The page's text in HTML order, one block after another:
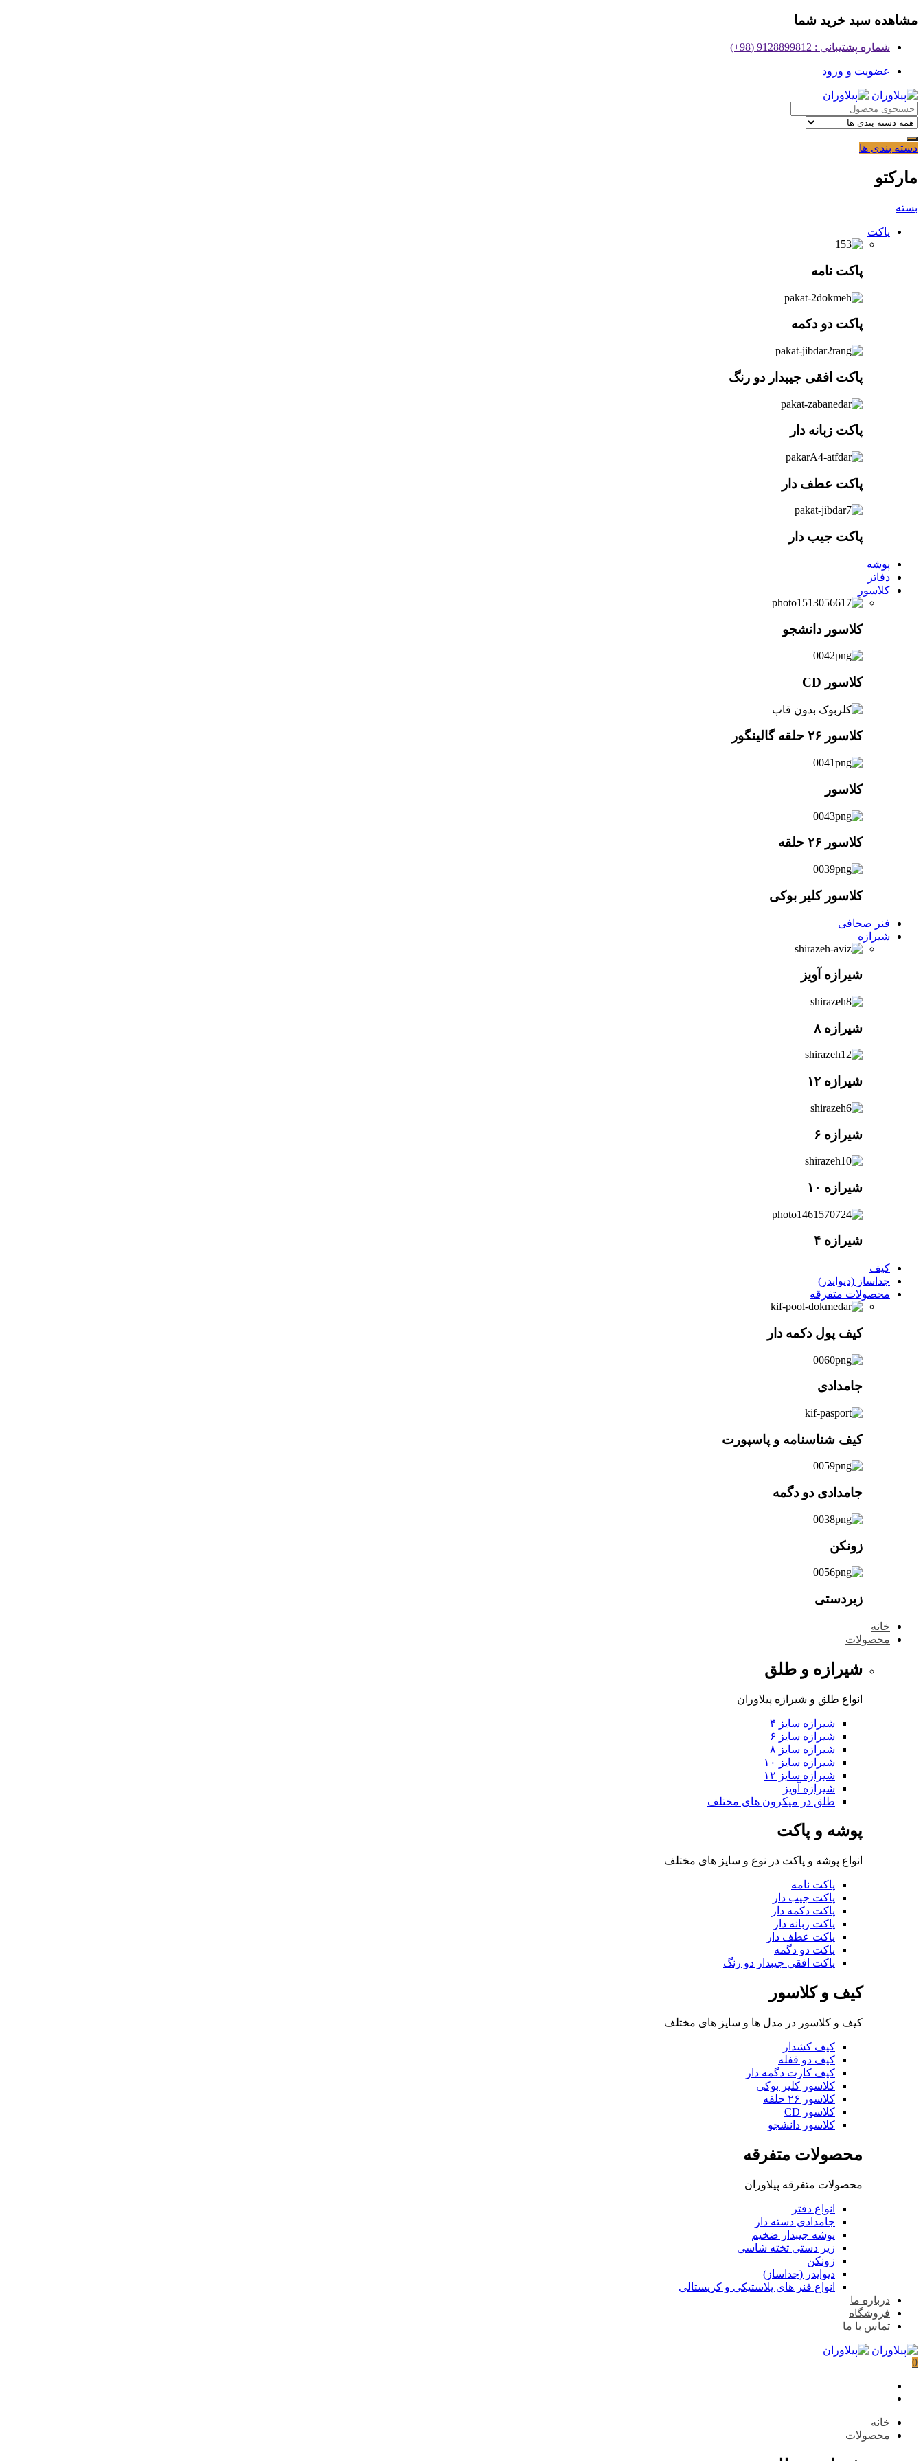
مشاهده سبد خرید شما
شماره پشتیبانی : 9128899812 (98+)
عضویت و ورود
دسته بندی ها
مارکتو
بسته
پاکت
پاکت نامه
پاکت دو دکمه
پاکت افقی جیبدار دو رنگ
پاکت زبانه دار
پاکت عطف دار
پاکت جیب دار
پوشه
دفاتر
کلاسور
کلاسور دانشجو
کلاسور CD
کلاسور ۲۶ حلقه گالینگور
کلاسور
کلاسور ۲۶ حلقه
کلاسور کلیر بوکی
فنر صحافی
شیرازه
شیرازه آویز
شیرازه ۸
شیرازه ۱۲
شیرازه ۶
شیرازه ۱۰
شیرازه ۴
کیف
جداساز (دیوایدر)
محصولات متفرقه
کیف پول دکمه دار
جامدادی
کیف شناسنامه و پاسپورت
جامدادی دو دگمه
زونکن
زیردستی
خانه
محصولات
شیرازه و طلق
انواع طلق و شیرازه پیلاوران
شیرازه سایز ۴
شیرازه سایز ۶
شیرازه سایز ۸
شیرازه سایز ۱۰
شیرازه سایز ۱۲
شیرازه آویز
طلق در میکرون های مختلف
پوشه و پاکت
انواع پوشه و پاکت در نوع و سایز های مختلف
پاکت نامه
پاکت جیب دار
پاکت دکمه دار
پاکت زبانه دار
پاکت عطف دار
پاکت دو دگمه
پاکت افقی جیبدار دو رنگ
کیف و کلاسور
کیف و کلاسور در مدل ها و سایز های مختلف
کیف کشدار
کیف دو قفله
کیف کارت دگمه دار
کلاسور کلیر بوکی
کلاسور ۲۶ حلقه
کلاسور CD
کلاسور دانشجو
محصولات متفرقه
محصولات متفرقه پیلاوران
انواع دفتر
جامدادی دسته دار
پوشه جیبدار ضخیم
زیر دستی تخته شاسی
زونکن
دیوایدر (جداساز)
انواع فنر های پلاستیکی و کریستالی
درباره ما
فروشگاه
تماس با ما
0
خانه
محصولات